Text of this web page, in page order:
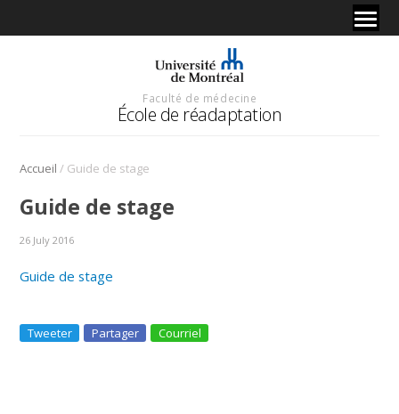
Faculté de médecine
École de réadaptation
Accueil / Guide de stage
Guide de stage
26 July 2016
Guide de stage
Tweeter Partager Courriel